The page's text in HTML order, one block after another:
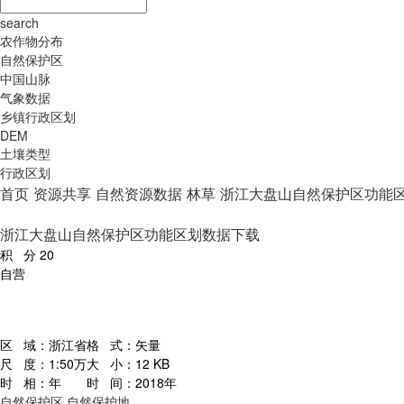
search
农作物分布
自然保护区
中国山脉
气象数据
乡镇行政区划
DEM
土壤类型
行政区划
首页 资源共享 自然资源数据 林草 浙江大盘山自然保护区功能
浙江大盘山自然保护区功能区划数据下载
积 分 20
自营
区 域： 浙江省格 式： 矢量
尺 度： 1:50万大 小： 12 KB
时 相： 年 时 间： 2018年